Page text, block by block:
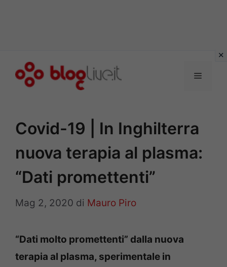
Menu
Covid-19 | In Inghilterra
nuova terapia al plasma:
“Dati promettenti”
Mag 2, 2020 di Mauro Piro
“Dati molto promettenti” dalla nuova
terapia al plasma, sperimentale in